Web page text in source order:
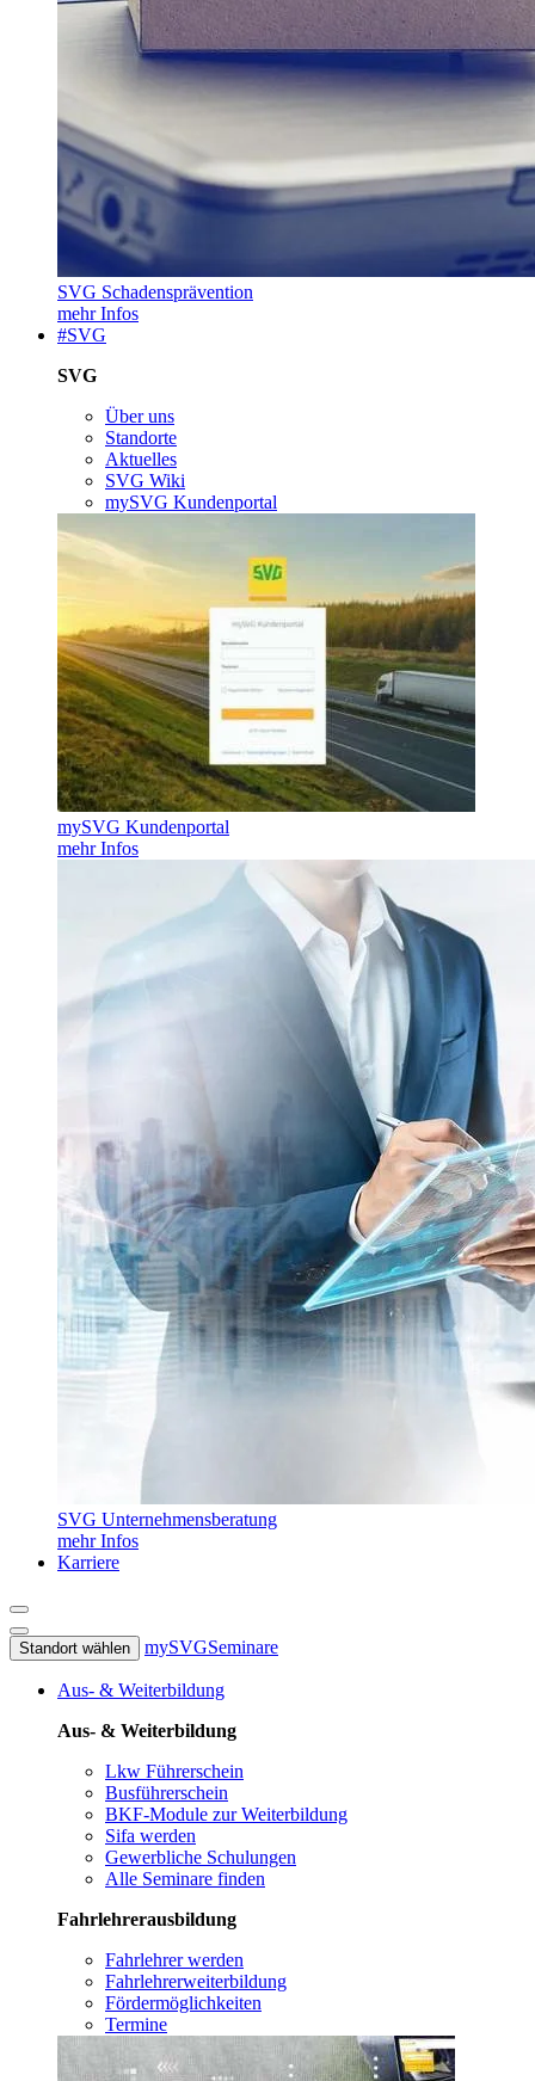
SVG Schadensprävention
mehr Infos
#SVG
SVG
Über uns
Standorte
Aktuelles
SVG Wiki
mySVG Kundenportal
mySVG Kundenportal
mehr Infos
SVG Unternehmensberatung
mehr Infos
Karriere
Standort wählen mySVGSeminare
Aus- & Weiterbildung
Aus- & Weiterbildung
Lkw Führerschein
Busführerschein
BKF-Module zur Weiterbildung
Sifa werden
Gewerbliche Schulungen
Alle Seminare finden
Fahrlehrerausbildung
Fahrlehrer werden
Fahrlehrerweiterbildung
Fördermöglichkeiten
Termine